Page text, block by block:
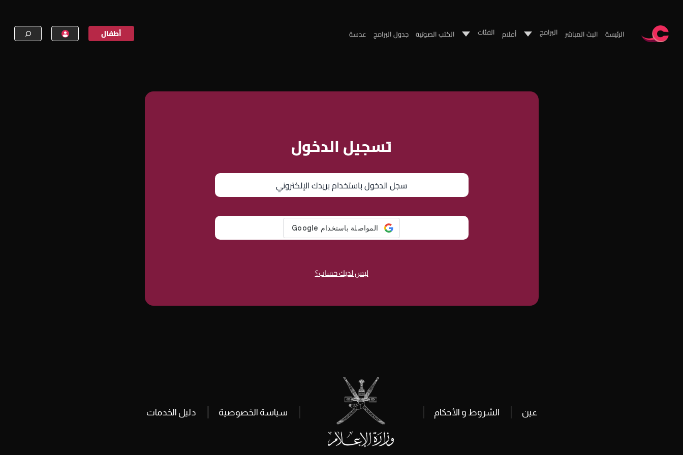
الرئيسة البث المباشر البرامج أفلام الفئات الكتب الصوتية جدول البرامج عدسة
أطفال
تسجيل الدخول
سجل الدخول باستخدام بريدك الإلكتروني
ليس لديك حساب؟
عين الشروط و الأحكام سياسة الخصوصية دليل الخدمات